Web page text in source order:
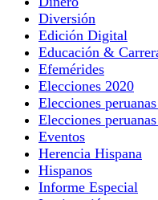
Diversión
Edición Digital
Educación &
Efemérides
Elecciones 2020
Elecciones
Elecciones
Eventos
Herencia Hispana
Hispanos
Informe Especial